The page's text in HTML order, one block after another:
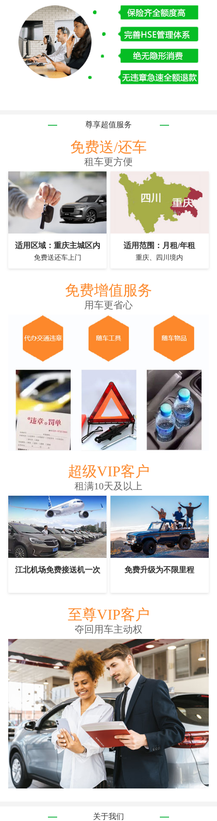
尊享超值服务
免费送/还车
租车更方便
适用区域：重庆主城区内
免费送还车上门
适用范围：月租/年租
重庆、四川境内
免费增值服务
用车更省心
超级VIP客户
租满10天及以上
江北机场免费接送机一次 免费升级为不限里程
至尊VIP客户
夺回用车主动权
关于我们